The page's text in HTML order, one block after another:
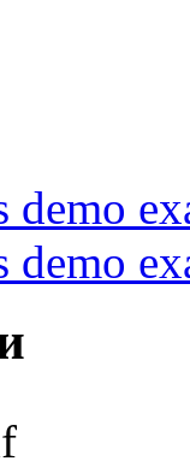
demo
demo